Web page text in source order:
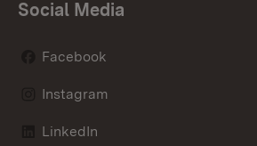
Social Media
Facebook
Instagram
LinkedIn